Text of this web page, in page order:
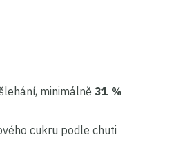
minimálně 31 %
cukru podle chuti